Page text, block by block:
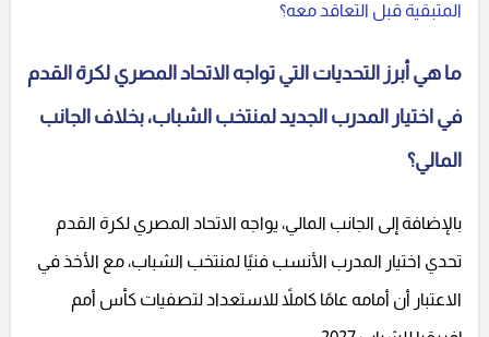
المتبقية قبل التعاقد معه؟
ما هي أبرز التحديات التي تواجه الاتحاد المصري لكرة القدم
في اختيار المدرب الجديد لمنتخب الشباب، بخلاف الجانب
المالي؟
بالإضافة إلى الجانب المالي، يواجه الاتحاد المصري لكرة القدم
تحدي اختيار المدرب الأنسب فنيًا لمنتخب الشباب، مع الأخذ في
الاعتبار أن أمامه عامًا كاملاً للاستعداد لتصفيات كأس أمم